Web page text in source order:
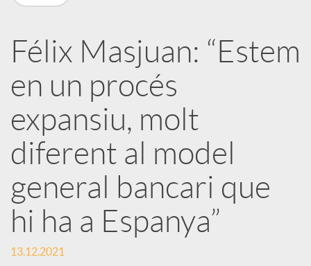
a
r
x
e
s
Félix Masjuan: “Estem
en un procés
expansiu, molt
diferent al model
general bancari que
hi ha a Espanya”
13.12.2021